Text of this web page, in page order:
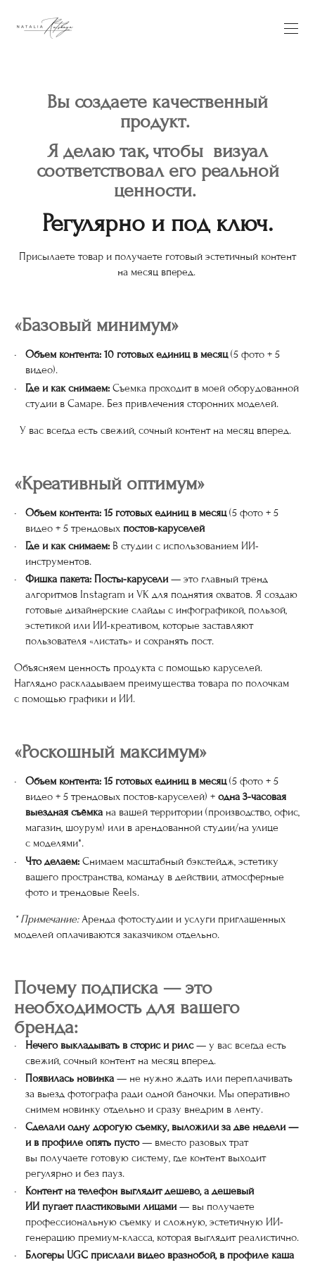
Вы создаете качественный
продукт.
Я делаю так, чтобы визуал
соответствовал его реальной
ценности.
Регулярно и под ключ.
Присылаете товар и получаете готовый эстетичный контент
на месяц вперед.
«Базовый минимум»
Объем контента: 10 готовых единиц в месяц(5 фото + 5
видео).
Где и как снимаем: Съемка проходит в моей оборудованной
студии в Самаре. Без привлечения сторонних моделей.
У вас всегда есть свежий, сочный контент на месяц вперед.
«Креативный оптимум»
Объем контента: 15 готовых единиц в месяц(5 фото + 5
видео + 5 трендовых постов-каруселей
Где и как снимаем: В студии с использованием ИИ-
инструментов.
Фишка пакета: Посты-карусели— это главный тренд
алгоритмов Instagram и VK для поднятия охватов. Я создаю
готовые дизайнерские слайды с инфографикой, пользой,
эстетикой или ИИ-креативом, которые заставляют
пользователя «листать» и сохранять пост.
Объясняем ценность продукта с помощью каруселей.
Наглядно раскладываем преимущества товара по полочкам
с помощью графики и ИИ.
«Роскошный максимум»
Объем контента: 15 готовых единиц в месяц(5 фото + 5
видео + 5 трендовых постов-каруселей) + одна 3-часовая
выездная съёмкана вашей территории (производство, офис,
магазин, шоурум) или в арендованной студии/на улице
с моделями*.
Что делаем: Снимаем масштабный бэкстейдж, эстетику
вашего пространства, команду в действии, атмосферные
фото и трендовые Reels.
* Примечание:Аренда фотостудии и услуги приглашенных
моделей оплачиваются заказчиком отдельно.
Почему подписка — это
необходимость для вашего
бренда:
Нечего выкладывать в сторис и рилс— у вас всегда есть
свежий, сочный контент на месяц вперед.
Появилась новинка— не нужно ждать или переплачивать
за выезд фотографа ради одной баночки. Мы оперативно
снимем новинку отдельно и сразу внедрим в ленту.
Сделали одну дорогую съемку, выложили за две недели —
и в профиле опять пусто— вместо разовых трат
вы получаете готовую систему, где контент выходит
регулярно и без пауз.
Контент на телефон выглядит дешево, а дешевый
ИИ пугает пластиковыми лицами— вы получаете
профессиональную съемку и сложную, эстетичную ИИ-
генерацию премиум-класса, которая выглядит реалистично.
Блогеры UGC прислали видео вразнобой, в профиле каша